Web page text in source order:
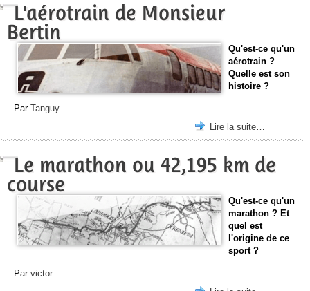
L'aérotrain de Monsieur
Bertin
Qu'est-ce qu'un
aérotrain ?
Quelle est son
histoire ?
Par Tanguy
Lire la suite…
Le marathon ou 42,195 km de
course
Qu'est-ce qu'un
marathon ? Et
quel est
l'origine de ce
sport ?
Par victor